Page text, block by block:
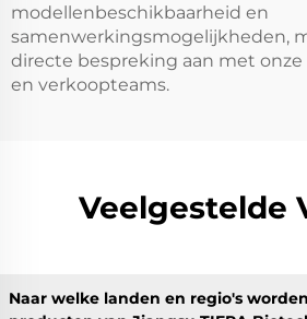
modellenbeschikbaarheid en
samenwerkingsmogelijkheden,
directe bespreking aan met
en verkoopteams.
Veelgestelde
Naar welke landen en regio's